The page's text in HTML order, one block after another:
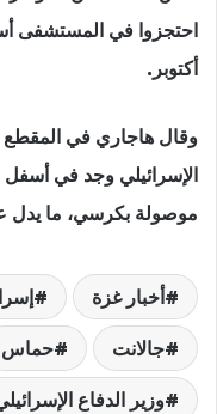
احتجزوا في المستشفى
أكتوبر.
وقال هاجاري في
الإسرائيلي وجد في
موصولة بكرسي، ما يدل
أخبار غزة
جالانت
حماس
وزير الدفاع